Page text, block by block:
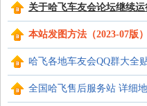
关于哈飞车友会论坛继续
本站发图方法（2023-07版）
哈飞各地车友会QQ群大全
全国哈飞售后服务站 详细